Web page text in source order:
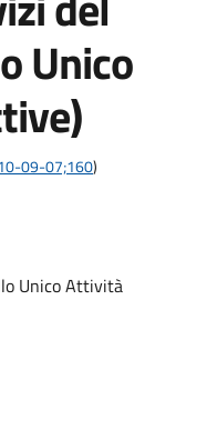
Unico
09-07;160)
Unico Attività